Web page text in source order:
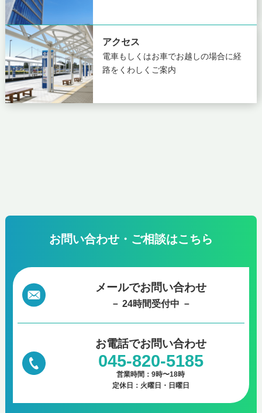
アクセス
電車もしくはお車でお越しの場合に経
路をくわしくご案内
お問い合わせ・ご相談はこちら
メールでお問い合わせ
－ 24時間受付中 －
お電話でお問い合わせ
045-820-5185
営業時間：9時〜18時
定休日：火曜日・日曜日